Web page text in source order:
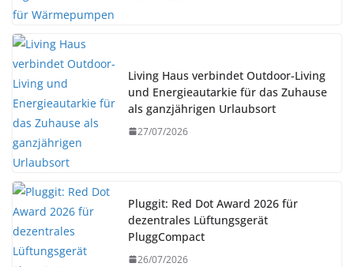
Living Haus verbindet Outdoor-Living
und Energieautarkie für das Zuhause
als ganzjährigen Urlaubsort
27/07/2026
Pluggit: Red Dot Award 2026 für
dezentrales Lüftungsgerät
PluggCompact
26/07/2026